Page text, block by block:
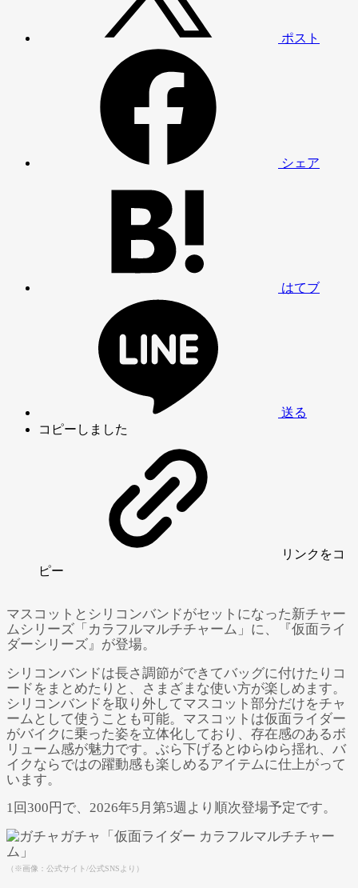
ポスト
シェア
はてブ
送る
コピーしました
リンク をコ
ピー
Powered by GliaStudios
マスコットとシリコンバンドがセットになった新チャー
ムシリーズ「カラフルマルチチャーム」に、『仮面ライ
ダーシリーズ』が登場。
シリコンバンドは長さ調節ができてバッグに付けたりコ
ードをまとめたりと、さまざまな使い方が楽しめます。
シリコンバンドを取り外してマスコット部分だけをチャ
ームとして使うことも可能。マスコットは仮面ライダー
がバイクに乗った姿を立体化しており、存在感のあるボ
リューム感が魅力です。ぶら下げるとゆらゆら揺れ、バ
イクならではの躍動感も楽しめるアイテムに仕上がって
います。
1回300円で、2026年5月第5週より順次登場予定です。
（※画像：公式サイト/公式SNSより）